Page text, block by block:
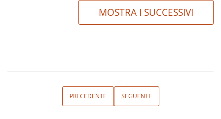
del progetto coordinato da ecomuseo della
Valle dei Laghi per la ricostruzione della
Gli intervistati sono presentati con la loro
data di nascita e luogo in cui vivevano al
MOSTRA I SUCCESSIVI
PRECEDENTE SEGUENTE